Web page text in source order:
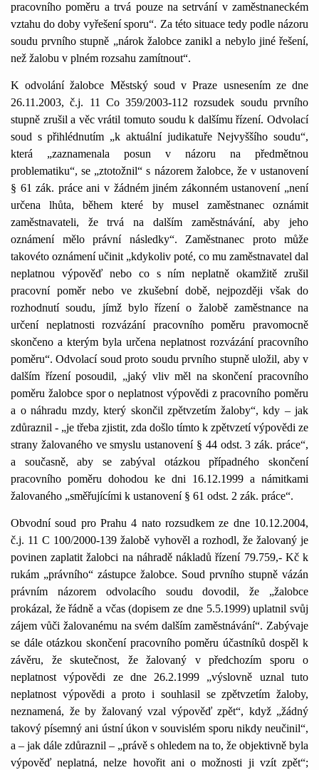
pracovního poměru a trvá pouze na setrvání v zaměstnaneckém
vztahu do doby vyřešení sporu“. Za této situace tedy podle názoru
soudu prvního stupně „nárok žalobce zanikl a nebylo jiné řešení,
než žalobu v plném rozsahu zamítnout“.
K odvolání žalobce Městský soud v Praze usnesením ze dne
26.11.2003, č.j. 11 Co 359/2003-112 rozsudek soudu prvního
stupně zrušil a věc vrátil tomuto soudu k dalšímu řízení. Odvolací
soud s přihlédnutím „k aktuální judikatuře Nejvyššího soudu“,
která „zaznamenala posun v názoru na předmětnou
problematiku“, se „ztotožnil“ s názorem žalobce, že v ustanovení
§ 61 zák. práce ani v žádném jiném zákonném ustanovení „není
určena lhůta, během které by musel zaměstnanec oznámit
zaměstnavateli, že trvá na dalším zaměstnávání, aby jeho
oznámení mělo právní následky“. Zaměstnanec proto může
takovéto oznámení učinit „kdykoliv poté, co mu zaměstnavatel dal
neplatnou výpověď nebo co s ním neplatně okamžitě zrušil
pracovní poměr nebo ve zkušební době, nejpozději však do
rozhodnutí soudu, jímž bylo řízení o žalobě zaměstnance na
určení neplatnosti rozvázání pracovního poměru pravomocně
skončeno a kterým byla určena neplatnost rozvázání pracovního
poměru“. Odvolací soud proto soudu prvního stupně uložil, aby v
dalším řízení posoudil, „jaký vliv měl na skončení pracovního
poměru žalobce spor o neplatnost výpovědi z pracovního poměru
a o náhradu mzdy, který skončil zpětvzetím žaloby“, kdy – jak
zdůraznil - „je třeba zjistit, zda došlo tímto k zpětvzetí výpovědi ze
strany žalovaného ve smyslu ustanovení § 44 odst. 3 zák. práce“,
a současně, aby se zabýval otázkou případného skončení
pracovního poměru dohodou ke dni 16.12.1999 a námitkami
žalovaného „směřujícími k ustanovení § 61 odst. 2 zák. práce“.
Obvodní soud pro Prahu 4 nato rozsudkem ze dne 10.12.2004,
č.j. 11 C 100/2000-139 žalobě vyhověl a rozhodl, že žalovaný je
povinen zaplatit žalobci na náhradě nákladů řízení 79.759,- Kč k
rukám „právního“ zástupce žalobce. Soud prvního stupně vázán
právním názorem odvolacího soudu dovodil, že „žalobce
prokázal, že řádně a včas (dopisem ze dne 5.5.1999) uplatnil svůj
zájem vůči žalovanému na svém dalším zaměstnávání“. Zabývaje
se dále otázkou skončení pracovního poměru účastníků dospěl k
závěru, že skutečnost, že žalovaný v předchozím sporu o
neplatnost výpovědi ze dne 26.2.1999 „výslovně uznal tuto
neplatnost výpovědi a proto i souhlasil se zpětvzetím žaloby,
neznamená, že by žalovaný vzal výpověď zpět“, když „žádný
takový písemný ani ústní úkon v souvislém sporu nikdy neučinil“,
a – jak dále zdůraznil – „právě s ohledem na to, že objektivně byla
výpověď neplatná, nelze hovořit ani o možnosti ji vzít zpět“;